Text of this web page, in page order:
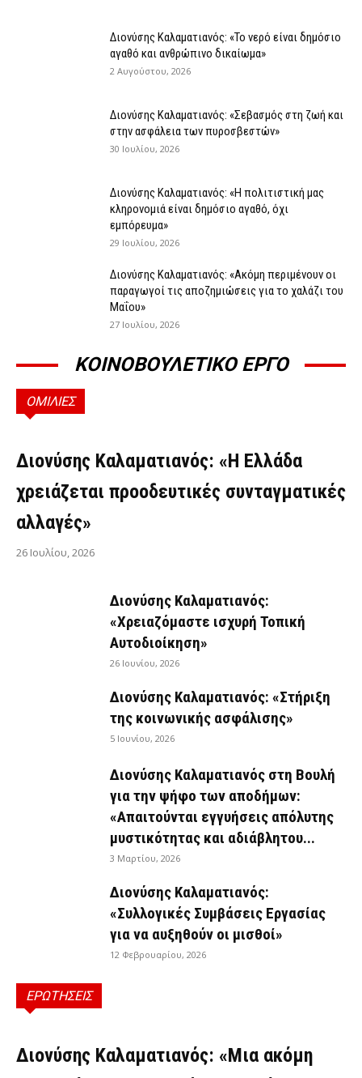
Διονύσης Καλαματιανός: «Το νερό είναι δημόσιο
αγαθό και ανθρώπινο δικαίωμα»
2 Αυγούστου, 2026
Διονύσης Καλαματιανός: «Σεβασμός στη ζωή και
στην ασφάλεια των πυροσβεστών»
30 Ιουλίου, 2026
Διονύσης Καλαματιανός: «Η πολιτιστική μας
κληρονομιά είναι δημόσιο αγαθό, όχι
εμπόρευμα»
29 Ιουλίου, 2026
Διονύσης Καλαματιανός: «Ακόμη περιμένουν οι
παραγωγοί τις αποζημιώσεις για το χαλάζι του
Μαΐου»
27 Ιουλίου, 2026
ΚΟΙΝΟΒΟΥΛΕΤΙΚΟ ΕΡΓΟ
ΟΜΙΛΙΕΣ
ΟΜΙΛΊΕΣ
Διονύσης Καλαματιανός: «Η Ελλάδα
χρειάζεται προοδευτικές συνταγματικές
αλλαγές»
26 Ιουλίου, 2026
Διονύσης Καλαματιανός:
«Χρειαζόμαστε ισχυρή Τοπική
Αυτοδιοίκηση»
26 Ιουνίου, 2026
Διονύσης Καλαματιανός: «Στήριξη
της κοινωνικής ασφάλισης»
5 Ιουνίου, 2026
Διονύσης Καλαματιανός στη Βουλή
για την ψήφο των αποδήμων:
«Απαιτούνται εγγυήσεις απόλυτης
μυστικότητας και αδιάβλητου...
3 Μαρτίου, 2026
Διονύσης Καλαματιανός:
«Συλλογικές Συμβάσεις Εργασίας
για να αυξηθούν οι μισθοί»
12 Φεβρουαρίου, 2026
ΕΡΩΤΗΣΕΙΣ
ΕΡΩΤΉΣΕΙΣ
Διονύσης Καλαματιανός: «Μια ακόμη